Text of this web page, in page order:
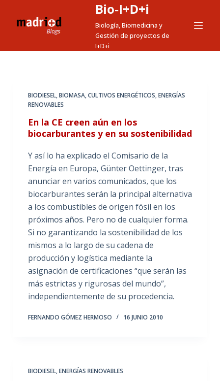
t
Bio-I+D+i
Biología, Biomedicina y
Gestión de proyectos de
I+D+i
BIODIESEL,BIOMASA,CULTIVOS ENERGÉTICOS,ENERGÍAS
RENOVABLES
En la CE creen aún en los
biocarburantes y en su sostenibilidad
Y así lo ha explicado el Comisario de la
Energía en Europa, Günter Oettinger, tras
anunciar en varios comunicados, que los
biocarburantes serán la principal alternativa
a los combustibles de origen fósil en los
próximos años. Pero no de cualquier forma.
Si no garantizando la sostenibilidad de los
mismos a lo largo de su cadena de
producción y logística mediante la
asignación de certificaciones “que serán las
más estrictas y rigurosas del mundo”,
independientemente de su procedencia.
FERNANDO GÓMEZ HERMOSO 16 JUNIO 2010
BIODIESEL,ENERGÍAS RENOVABLES